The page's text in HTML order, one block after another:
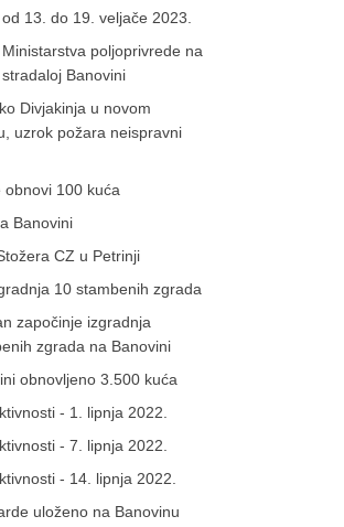
13. do 19. veljače 2023.
poljoprivrede na
Banovini
Divjakinja u novom
uzrok požara neispravni
obnovi 100 kuća
Banovini
CZ u Petrinji
10 stambenih zgrada
započinje izgradnja
zgrada na Banovini
obnovljeno 3.500 kuća
- 1. lipnja 2022.
- 7. lipnja 2022.
- 14. lipnja 2022.
uloženo na Banovinu